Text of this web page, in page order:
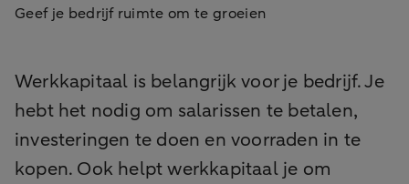
Geef je bedrijf ruimte om te groeien
Werkkapitaal is belangrijk voor je bedrijf. Je
hebt het nodig om salarissen te betalen,
investeringen te doen en voorraden in te
kopen. Ook helpt werkkapitaal je om